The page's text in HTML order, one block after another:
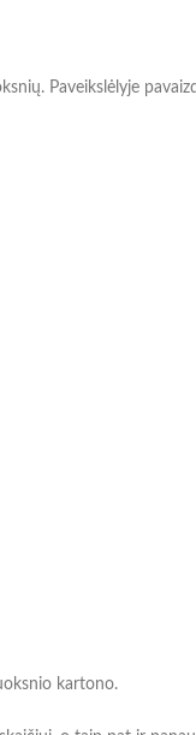
Paveikslėlyje
kartono.